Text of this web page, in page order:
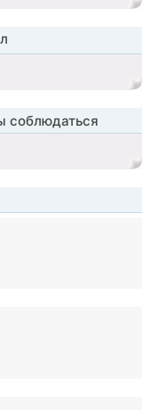
соблюдаться